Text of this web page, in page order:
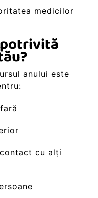
medicilor
anului este
cu alți